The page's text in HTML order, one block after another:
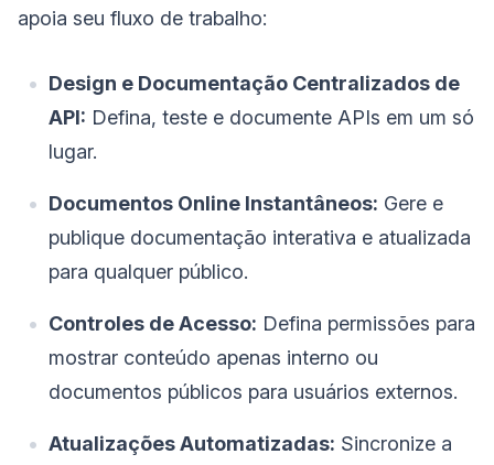
apoia seu fluxo de trabalho:
Design e Documentação Centralizados de
API: Defina, teste e documente APIs em um só
lugar.
Documentos Online Instantâneos: Gere e
publique documentação interativa e atualizada
para qualquer público.
Controles de Acesso: Defina permissões para
mostrar conteúdo apenas interno ou
documentos públicos para usuários externos.
Atualizações Automatizadas: Sincronize a